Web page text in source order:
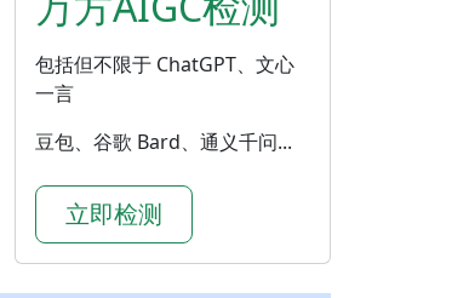
包括但不限于 ChatGPT、文心
一言
豆包、谷歌 Bard、通义千问...
立即检测